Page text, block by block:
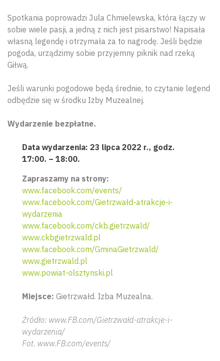
Spotkania poprowadzi Jula Chmielewska, która łączy w
sobie wiele pasji, a jedną z nich jest pisarstwo! Napisała
własną legendę i otrzymała za to nagrodę. Jeśli będzie
pogoda, urządzimy sobie przyjemny piknik nad rzeką
Giłwą.
Jeśli warunki pogodowe będą średnie, to czytanie legend
odbędzie się w środku Izby Muzealnej.
Wydarzenie bezpłatne.
Data wydarzenia: 23 lipca 2022 r., godz.
17:00. – 18:00.
Zapraszamy na strony:
www.facebook.com/events/
www.facebook.com/Gietrzwałd-atrakcje-i-
wydarzenia
www.facebook.com/ckb.gietrzwald/
www.ckbgietrzwald.pl
www.facebook.com/GminaGietrzwald/
www.gietrzwald.pl
www.powiat-olsztynski.pl
Miejsce: Gietrzwałd. Izba Muzealna.
Źródło: www.FB.com/Gietrzwałd-atrakcje-i-
wydarzenia/
Fot. www.FB.com/events/